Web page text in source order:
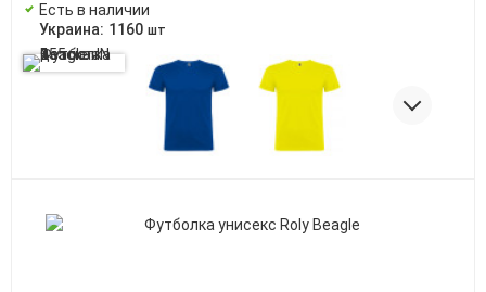
Есть в наличии
Украина: 1160 шт